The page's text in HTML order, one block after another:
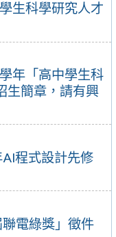
生科學研究人才
年「高中學生科
生簡章，請有興
程式設計先修
電綠獎」徵件